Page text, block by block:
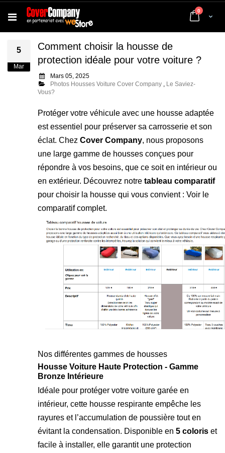
Cart
0 articles
5
Mar
Comment choisir la housse de
protection idéale pour votre voiture ?
Mars 05, 2025
Photos Housses Voiture Cover Company, Le Saviez-
Vous?
Protéger votre véhicule avec une housse adaptée
est essentiel pour préserver sa carrosserie et son
éclat. Chez Cover Company, nous proposons
une large gamme de housses conçues pour
répondre à vos besoins, que ce soit en intérieur ou
en extérieur. Découvrez notre tableau comparatif
pour choisir la housse qui vous convient : Voir le
comparatif complet.
Nos différentes gammes de housses
Housse Voiture Haute Protection - Gamme
Bronze Intérieure
Idéale pour protéger votre voiture garée en
intérieur, cette housse respirante empêche les
rayures et l’accumulation de poussière tout en
évitant la condensation. Disponible en 5 coloris et
facile à installer, elle garantit une protection